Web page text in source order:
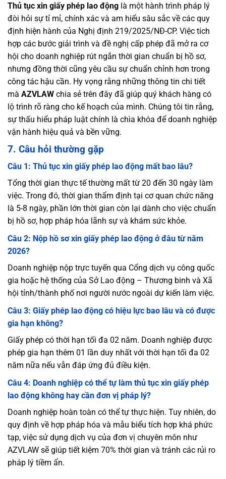
Thủ tục xin giấy phép lao động là một hành trình pháp lý
đòi hỏi sự tỉ mỉ, chính xác và am hiểu sâu sắc về các quy
định hiện hành của Nghị định 219/2025/NĐ-CP. Việc tích
hợp các bước giải trình và đề nghị cấp phép đã mở ra cơ
hội cho doanh nghiệp rút ngắn thời gian chuẩn bị hồ sơ,
nhưng đồng thời cũng yêu cầu sự chuẩn chỉnh hơn trong
công tác hậu cần. Hy vọng rằng những thông tin chi tiết
mà AZVLAW chia sẻ trên đây đã giúp quý khách hàng có
lộ trình rõ ràng cho kế hoạch của mình. Chúng tôi tin rằng,
sự thấu hiểu pháp luật chính là chìa khóa để doanh nghiệp
vận hành hiệu quả và bền vững.
7. Câu hỏi thường gặp
Câu 1: Thủ tục xin giấy phép lao động mất bao lâu?
Tổng thời gian thực tế thường mất từ 20 đến 30 ngày làm
việc. Trong đó, thời gian thẩm định tại cơ quan chức năng
là 5-8 ngày, phần lớn thời gian còn lại dành cho việc chuẩn
bị hồ sơ, hợp pháp hóa lãnh sự và khám sức khỏe.
Câu 2: Nộp hồ sơ xin giấy phép lao động ở đâu từ năm
2026?
Doanh nghiệp nộp trực tuyến qua Cổng dịch vụ công quốc
gia hoặc hệ thống của Sở Lao động – Thương binh và Xã
hội tỉnh/thành phố nơi người nước ngoài dự kiến làm việc.
Câu 3: Giấy phép lao động có hiệu lực bao lâu và có được
gia hạn không?
Giấy phép có thời hạn tối đa 02 năm. Doanh nghiệp được
phép gia hạn thêm 01 lần duy nhất với thời hạn tối đa 02
năm nữa nếu vẫn đáp ứng đủ điều kiện.
Câu 4: Doanh nghiệp có thể tự làm thủ tục xin giấy phép
lao động không hay cần đơn vị pháp lý?
Doanh nghiệp hoàn toàn có thể tự thực hiện. Tuy nhiên, do
quy định về hợp pháp hóa và mẫu biểu tích hợp khá phức
tạp, việc sử dụng dịch vụ của đơn vị chuyên môn như
AZVLAW sẽ giúp tiết kiệm 70% thời gian và tránh các rủi ro
pháp lý tiềm ẩn.